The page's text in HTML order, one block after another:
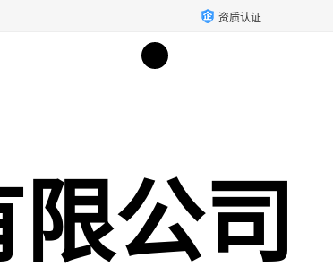
资质认证
公司